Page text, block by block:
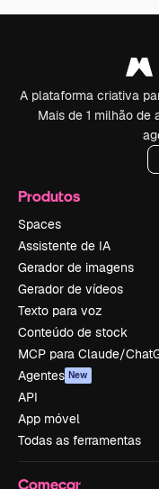
A plataforma criativa
Mais de 1 milhão de
Produtos
Spaces
Assistente de IA
Gerador de imagens
Gerador de vídeos
Texto para voz
Conteúdo de stock
MCP para Claude/
Agentes New
API
App móvel
Todas as ferramentas
Começar